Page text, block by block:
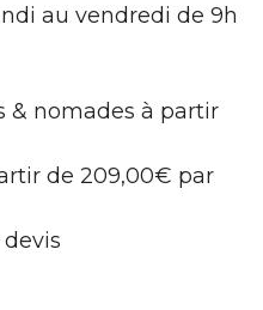
au vendredi de 9h
& nomades à partir
de 209,00€ par